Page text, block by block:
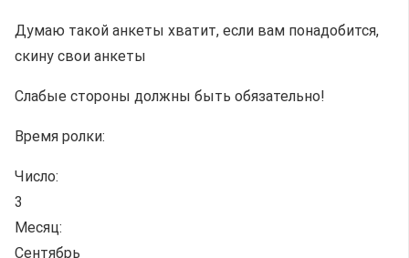
Думаю такой анкеты хватит, если вам понадобится,
скину свои анкеты
Слабые стороны должны быть обязательно!
Время ролки:
Число:
3
Месяц:
Сентябрь